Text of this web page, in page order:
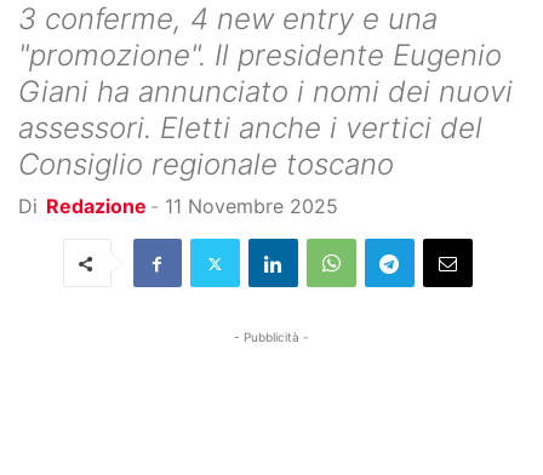
3 conferme, 4 new entry e una
"promozione". Il presidente Eugenio
Giani ha annunciato i nomi dei nuovi
assessori. Eletti anche i vertici del
Consiglio regionale toscano
Di Redazione - 11 Novembre 2025
- Pubblicità -